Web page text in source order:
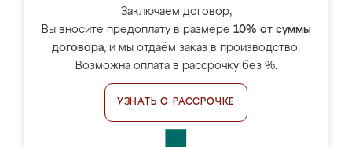
Заключаем договор,
Вы вносите предоплату в размере 10% от суммы
договора, и мы отдаём заказ в производство.
Возможна оплата в рассрочку без %.
УЗНАТЬ О РАССРОЧКЕ